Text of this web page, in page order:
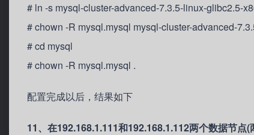
# ln -s mysql-cluster-advanced-7.3.5-linux-glibc2.5-
# chown -R mysql.mysql mysql-cluster-advanced-
# cd mysql
# chown -R mysql.mysql .
配置完成以后，结果如下
11、在192.168.1.111和192.168.1.112两个数据节